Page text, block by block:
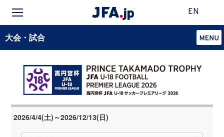
EN
大会・試合
2026/4/4(土)～2026/12/13(日)